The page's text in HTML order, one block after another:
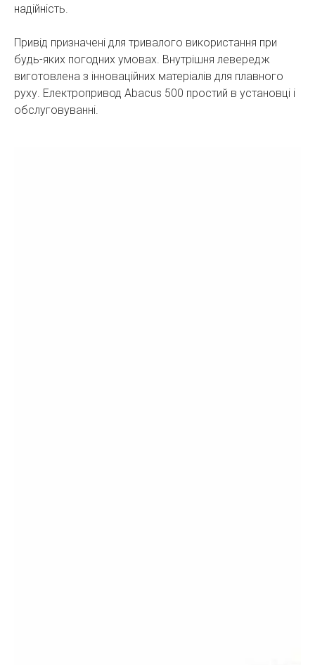
надійність.
Привід призначені для тривалого використання при
будь-яких погодних умовах. Внутрішня левередж
виготовлена з інноваційних матеріалів для плавного
руху. Електропривод Abacus 500 простий в установці і
обслуговуванні.